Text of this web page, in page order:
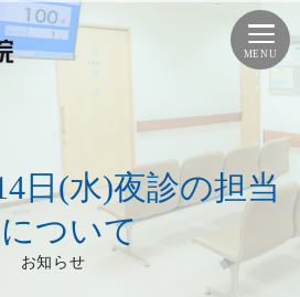
日(水)夜診の担当
ついて
お知らせ